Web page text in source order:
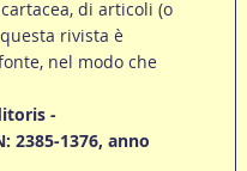
di articoli (o
rivista è
nel modo che
-
2385-1376, anno